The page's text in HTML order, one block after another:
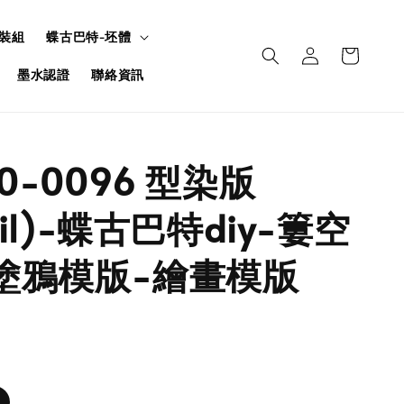
組
蝶古巴特-坯體
墨水認證 聯絡資訊
0096 型染版
蝶古巴特diy-簍空
鴉模版-繪畫模版